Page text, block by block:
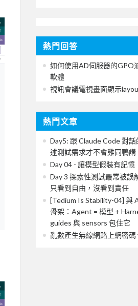
熱門回答
如何使用AD伺服器的GPO
軟體
視訊會議電視畫面顯示
熱門文章
Day5: 跟 Claude Code 對
述測試需求才不會雞同鴨講
Day 04 - 讓模型假裝有記憶
Day 3 探索性測試最常被誤
只看到自由，沒看到責任
[Tedium Is Stability-04] 與
骨架：Agent = 模型 +
guides 與 sensors 包住它
亂數產生無線網路上網密